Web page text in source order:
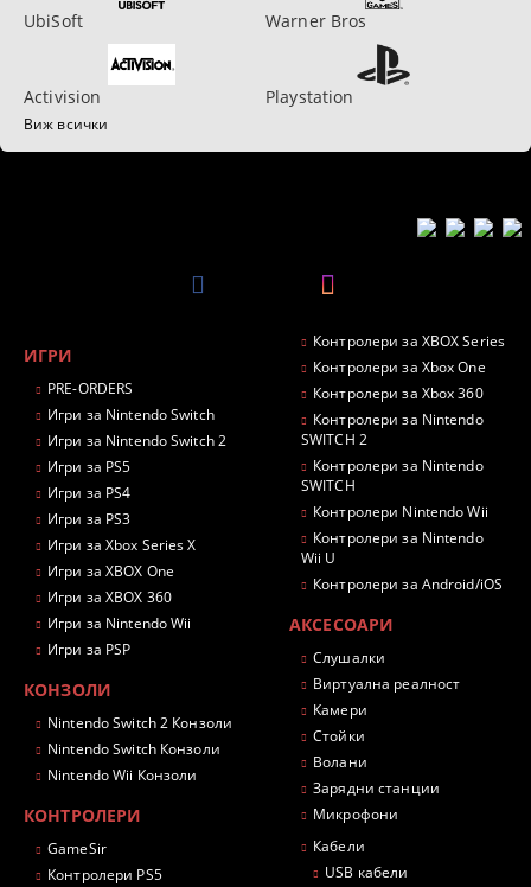
UbiSoft Warner Bros
Activision Playstation
Виж всички
ИГРИ
PRE-ORDERS
Игри за Nintendo Switch
Игри за Nintendo Switch 2
Игри за PS5
Игри за PS4
Игри за PS3
Игри за Xbox Series X
Игри за XBOX One
Игри за XBOX 360
Игри за Nintendo Wii
Игри за PSP
КОНЗОЛИ
Nintendo Switch 2 Конзоли
Nintendo Switch Конзоли
Nintendo Wii Конзоли
КОНТРОЛЕРИ
GameSir
Контролери PS5
Контролери за XBOX Series
Контролери за Xbox One
Контролери за Xbox 360
Контролери за Nintendo
SWITCH 2
Контролери за Nintendo
SWITCH
Контролери Nintendo Wii
Контролери за Nintendo
Wii U
Контролери за Android/iOS
АКСЕСОАРИ
Слушалки
Виртуална реалност
Камери
Стойки
Волани
Зарядни станции
Микрофони
Кабели
USB кабели